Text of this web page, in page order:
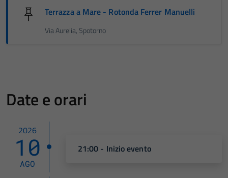
Terrazza a Mare - Rotonda Ferrer Manuelli
Via Aurelia, Spotorno
Date e orari
2026
10
AGO
21:00 - Inizio evento